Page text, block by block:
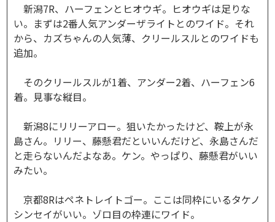
新潟7R、ハーフェンとヒオウギ。ヒオウギは足りな
い。まずは2番人気アンダーザライトとのワイド。それ
から、カズちゃんの人気薄、クリールスルとのワイドも
追加。
そのクリールスルが1着、アンダー2着、ハーフェン6
着。見事な縦目。
新潟8にリリーアロー。狙いたかったけど、鞍上が永
島さん。リリー、藤懸君だといいんだけど、永島さんだ
と走らないんだよなあ。ケン。やっぱり、藤懸君がいい
みたい。
京都8Rはペネトレイトゴー。ここは同枠にいるタケノ
シンセイがいい。ゾロ目の枠連にワイド。